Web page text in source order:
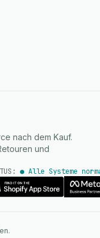
nach dem Kauf.
und
● Alle Systeme
auf